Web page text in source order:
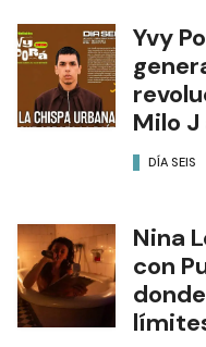
Yvy
Milo
DÍA SEIS
Nina
con